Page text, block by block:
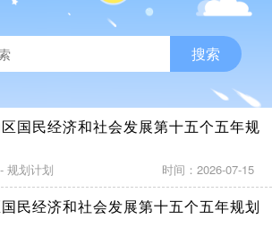
搜索
区国民经济和社会发展第十五个五年规
规划计划 时间：2026-07-15
国民经济和社会发展第十五个五年规划